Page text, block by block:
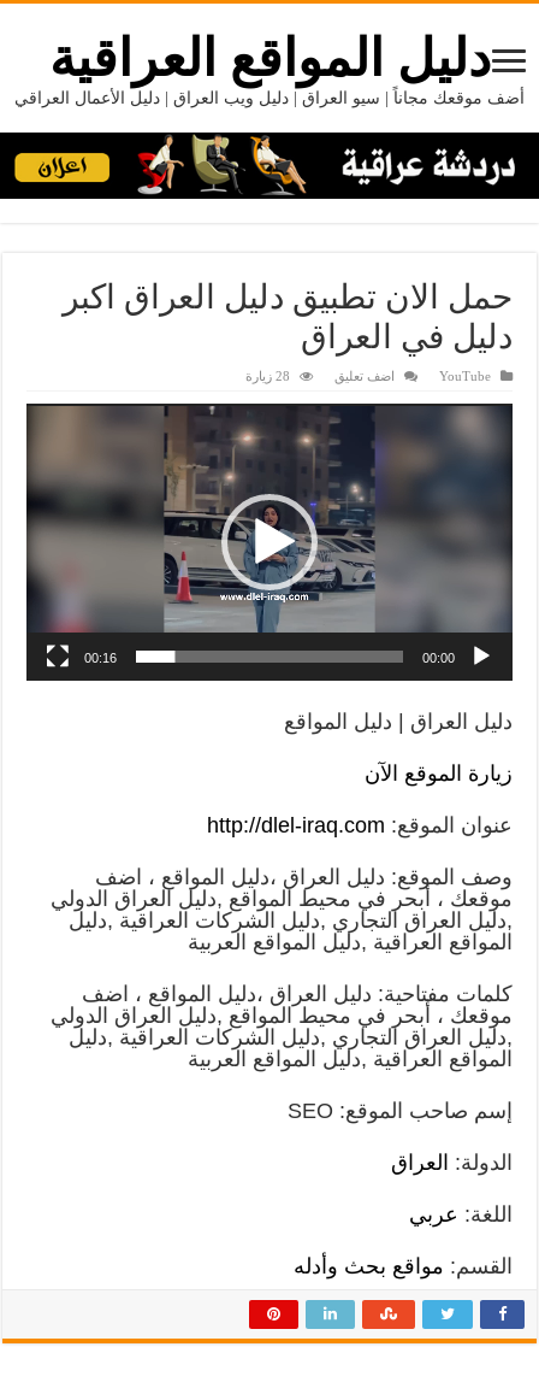
دليل المواقع العراقية
أضف موقعك مجاناً | سيو العراق | دليل ويب العراق | دليل الأعمال العراقي
حمل الان تطبيق دليل العراق اكبر
دليل في العراق
YouTube اضف تعليق 28 زيارة
00:00
00:16
دليل العراق | دليل المواقع
زيارة الموقع الآن
عنوان الموقع: http://dlel-iraq.com
وصف الموقع: دليل العراق ،دليل المواقع ، اضف
موقعك ، أبحر في محيط المواقع ,دليل العراق الدولي
,دليل العراق التجاري ,دليل الشركات العراقية ,دليل
المواقع العراقية ,دليل المواقع العربية
كلمات مفتاحية: دليل العراق ،دليل المواقع ، اضف
موقعك ، أبحر في محيط المواقع ,دليل العراق الدولي
,دليل العراق التجاري ,دليل الشركات العراقية ,دليل
المواقع العراقية ,دليل المواقع العربية
إسم صاحب الموقع: SEO
الدولة: العراق
اللغة: عربي
القسم: مواقع بحث وأدله